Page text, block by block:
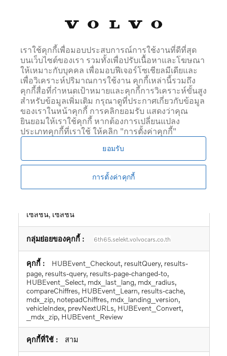
เซสชัน, เซสชัน, สองสามวินาที, เซสชัน, เซสชัน, เซสชัน,
6th66.selekt.volvocars.co.th
_mdx_zip, HUBEvent_Checkout, mdx_zip,
notepadChiffres, mdx_landing_version, vehicleIndex,
HUBEvent_Select, HUBEvent_Convert,
HUBEvent_Learn, mdx_radius, results-page-changed-
to, mdx_last_lang, prevNextURLs, HUBEvent_Review,
compareChiffres
สองสามวินาที, เซสชัน, สองสาม
วินาที, เซสชัน, 365 วัน, เซสชัน, เซสชัน, เซสชัน,
เซสชัน, เซสชัน
6th65.selekt.volvocars.co.th
HUBEvent_Checkout, resultQuery, results-
page, results-query, results-page-changed-to,
HUBEvent_Select, mdx_last_lang, mdx_radius,
compareChiffres, HUBEvent_Learn, results-cache,
mdx_zip, notepadChiffres, mdx_landing_version,
vehicleIndex, prevNextURLs, HUBEvent_Convert,
_mdx_zip, HUBEvent_Review
สาม
เราใช้คุกกี้เพื่อมอบประสบการณ์การใช้งานที่ดีที่สุด
บนเว็บไซต์ของเรา รวมทั้งเพื่อปรับเนื้อหาและโฆษณา
ให้เหมาะกับบุคคล เพื่อมอบฟีเจอร์โซเชียลมีเดียและ
เพื่อวิเคราะห์ปริมาณการใช้งาน คุกกี้เหล่านี้รวมถึง
คุกกี้สื่อที่กำหนดเป้าหมายและคุกกี้การวิเคราะห์ขั้นสูง
สำหรับข้อมูลเพิ่มเติม กรุณาดูที่ประกาศเกี่ยวกับข้อมูล
ของเราในหน้าคุกกี้ การคลิกยอมรับ แสดงว่าคุณ
ยินยอมให้เราใช้คุกกี้ หากต้องการเปลี่ยนแปลง
ประเภทคุกกี้ที่เราใช้ ให้คลิก "การตั้งค่าคุกกี้"
ยอมรับ
การตั้งค่าคุกกี้